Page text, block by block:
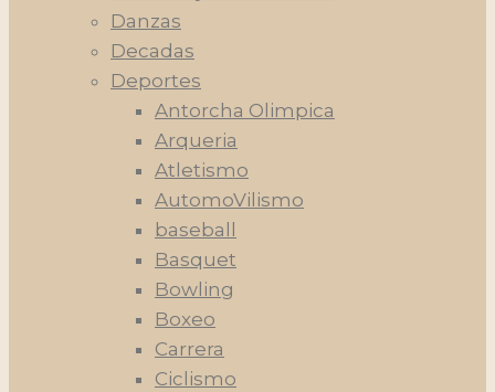
Danzas
Decadas
Deportes
Antorcha Olimpica
Arqueria
Atletismo
AutomoVilismo
baseball
Basquet
Bowling
Boxeo
Carrera
Ciclismo